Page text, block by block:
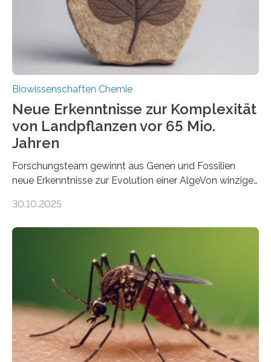
Studie wurde am 28. Oktober 2025 in der
Fachzeitschrift…
Biowissenschaften Chemie
Neue Erkenntnisse zur Komplexität
von Landpflanzen vor 65 Mio.
Jahren
Forschungsteam gewinnt aus Genen und Fossilien
neue Erkenntnisse zur Evolution einer AlgeVon winzigen
Landpflanzen zählen zu den komplexesten
Grünalgen, die vor Hunderten von Millionen Jahren
lebten. Unter den Vorfahren sticht eine Gruppe heraus,
die noch heute in der Natur vorkommt: die
Süßwasseralge Coleochaetophyceae. Einige Arten
dieser Gruppe bilden aus Zellfäden dichte Geflechte
mit scheibenförmiger Gestalt. Was auffällig ist: Die
nächsten…
30.10.2025